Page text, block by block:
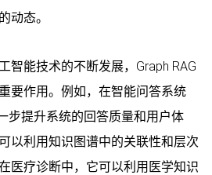
动态。
智能技术的不断发展，Graph RAG
要作用。例如，在智能问答系统
步提升系统的回答质量和用户体
以利用知识图谱中的关联性和层次
医疗诊断中，它可以利用医学知识